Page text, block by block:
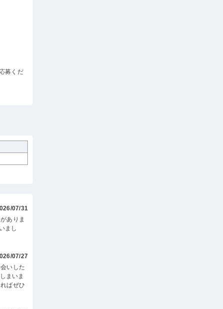
募くだ
07/31
ありま
まし
07/27
いした
まいま
ばぜひ